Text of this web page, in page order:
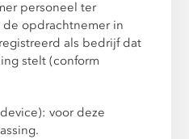
personeel ter
opdrachtnemer in
als bedrijf dat
stelt (conform
voor deze